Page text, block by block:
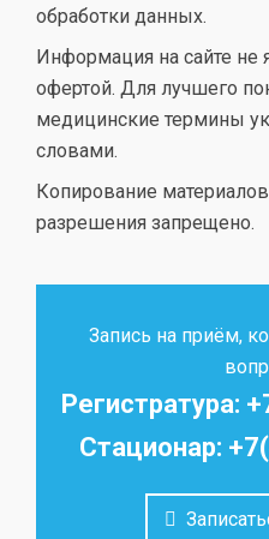
обработки данных.
Информация на сайте не
офертой. Для лучшего
медицинские термины
словами.
Копирование
разрешения запрещено.
Запись на приём,
Регистратура:
Стационар: